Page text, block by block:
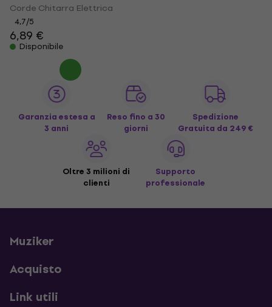
Corde Chitarra Elettrica
4,7/5
6,89 €
Disponibile
Garanzia estesa a
3 anni
Reso fino a 30
giorni
Spedizione
Gratuita da 249 €
Oltre 3 milioni di
clienti
Supporto
professionale
Muziker
Acquisto
Link utili